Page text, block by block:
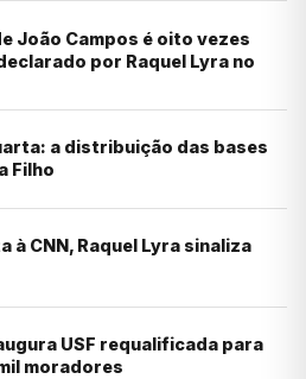
João Campos é oito vezes
por Raquel Lyra no
a distribuição das bases
Filho
à CNN, Raquel Lyra sinaliza
USF requalificada para
moradores